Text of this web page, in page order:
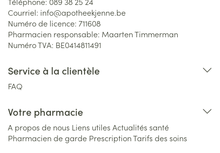
Courriel: info@apotheekjenne.be
Numéro de licence: 711608
Pharmacien responsable: Maarten Timmerman
Numéro TVA: BE0414811491
Service à la clientèle
FAQ
Votre pharmacie
A propos de nous Liens utiles Actualités santé
Pharmacien de garde PrescriptionTarifs des soins